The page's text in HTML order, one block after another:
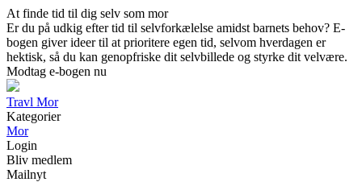
At finde tid til dig selv som mor
Er du på udkig efter tid til selvforkælelse amidst barnets behov? E-
bogen giver ideer til at prioritere egen tid, selvom hverdagen er
hektisk, så du kan genopfriske dit selvbillede og styrke dit velvære.
Modtag e-bogen nu
Travl Mor
Kategorier
Mor
Login
Bliv medlem
Mailnyt